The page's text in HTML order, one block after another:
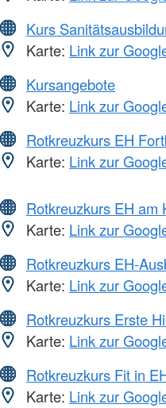
Kurs
Karte: Link zur
Kursangebote
Karte: Link zur
Rotkreuzkurs EH
Karte: Link zur
Rotkreuzkurs EH am
Karte: Link zur
Rotkreuzkurs EH-
Karte: Link zur
Rotkreuzkurs Erste
Karte: Link zur
Rotkreuzkurs Fit in
Karte: Link zur